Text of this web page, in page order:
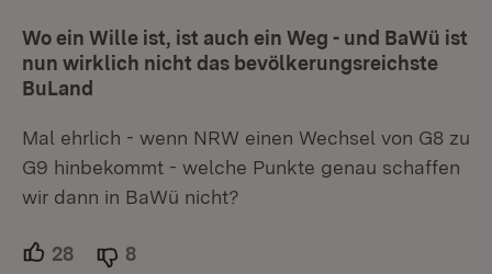
Wo ein Wille ist, ist auch ein Weg - und BaWü ist
nun wirklich nicht das bevölkerungsreichste
BuLand
Mal ehrlich - wenn NRW einen Wechsel von G8 zu
G9 hinbekommt - welche Punkte genau schaffen
wir dann in BaWü nicht?
28 Unterstützer.
8